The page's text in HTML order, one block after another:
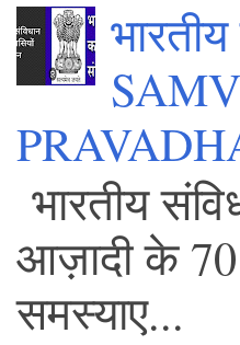
भारतीय
आज़ादी के
समस्याए...